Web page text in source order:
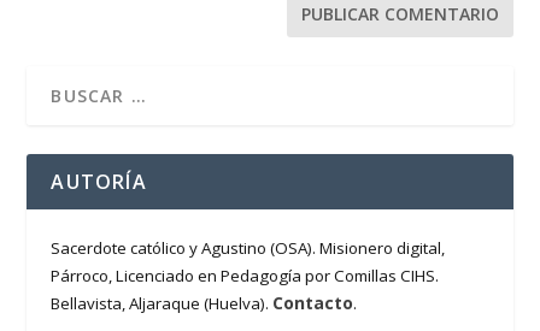
AUTORÍA
Sacerdote católico y Agustino (OSA). Misionero digital,
Párroco, Licenciado en Pedagogía por Comillas CIHS.
Bellavista, Aljaraque (Huelva). Contacto.